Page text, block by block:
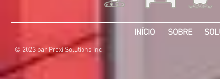
INÍCIO SOBRE
© 2023 par Praxi Solutions Inc.